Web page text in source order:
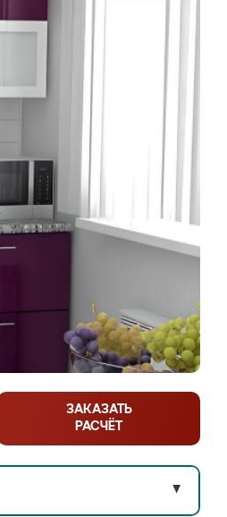
ЗАКАЗАТЬ
РАСЧЁТ
▼